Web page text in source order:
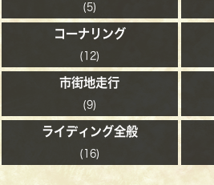
(5)
コーナリング
(12)
市街地走行
(9)
ライディング全般
(16)